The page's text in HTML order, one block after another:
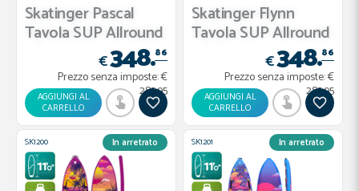
Skatinger Pascal
Tavola SUP Allround
€348.86
Prezzo senza imposte:€
285.95
AGGIUNGI AL
CARRELLO
Skatinger Flynn
Tavola SUP Allround
€348.86
Prezzo senza imposte:€
285.95
AGGIUNGI AL
CARRELLO
SK1200 In arretrato SK1201 In arretrato